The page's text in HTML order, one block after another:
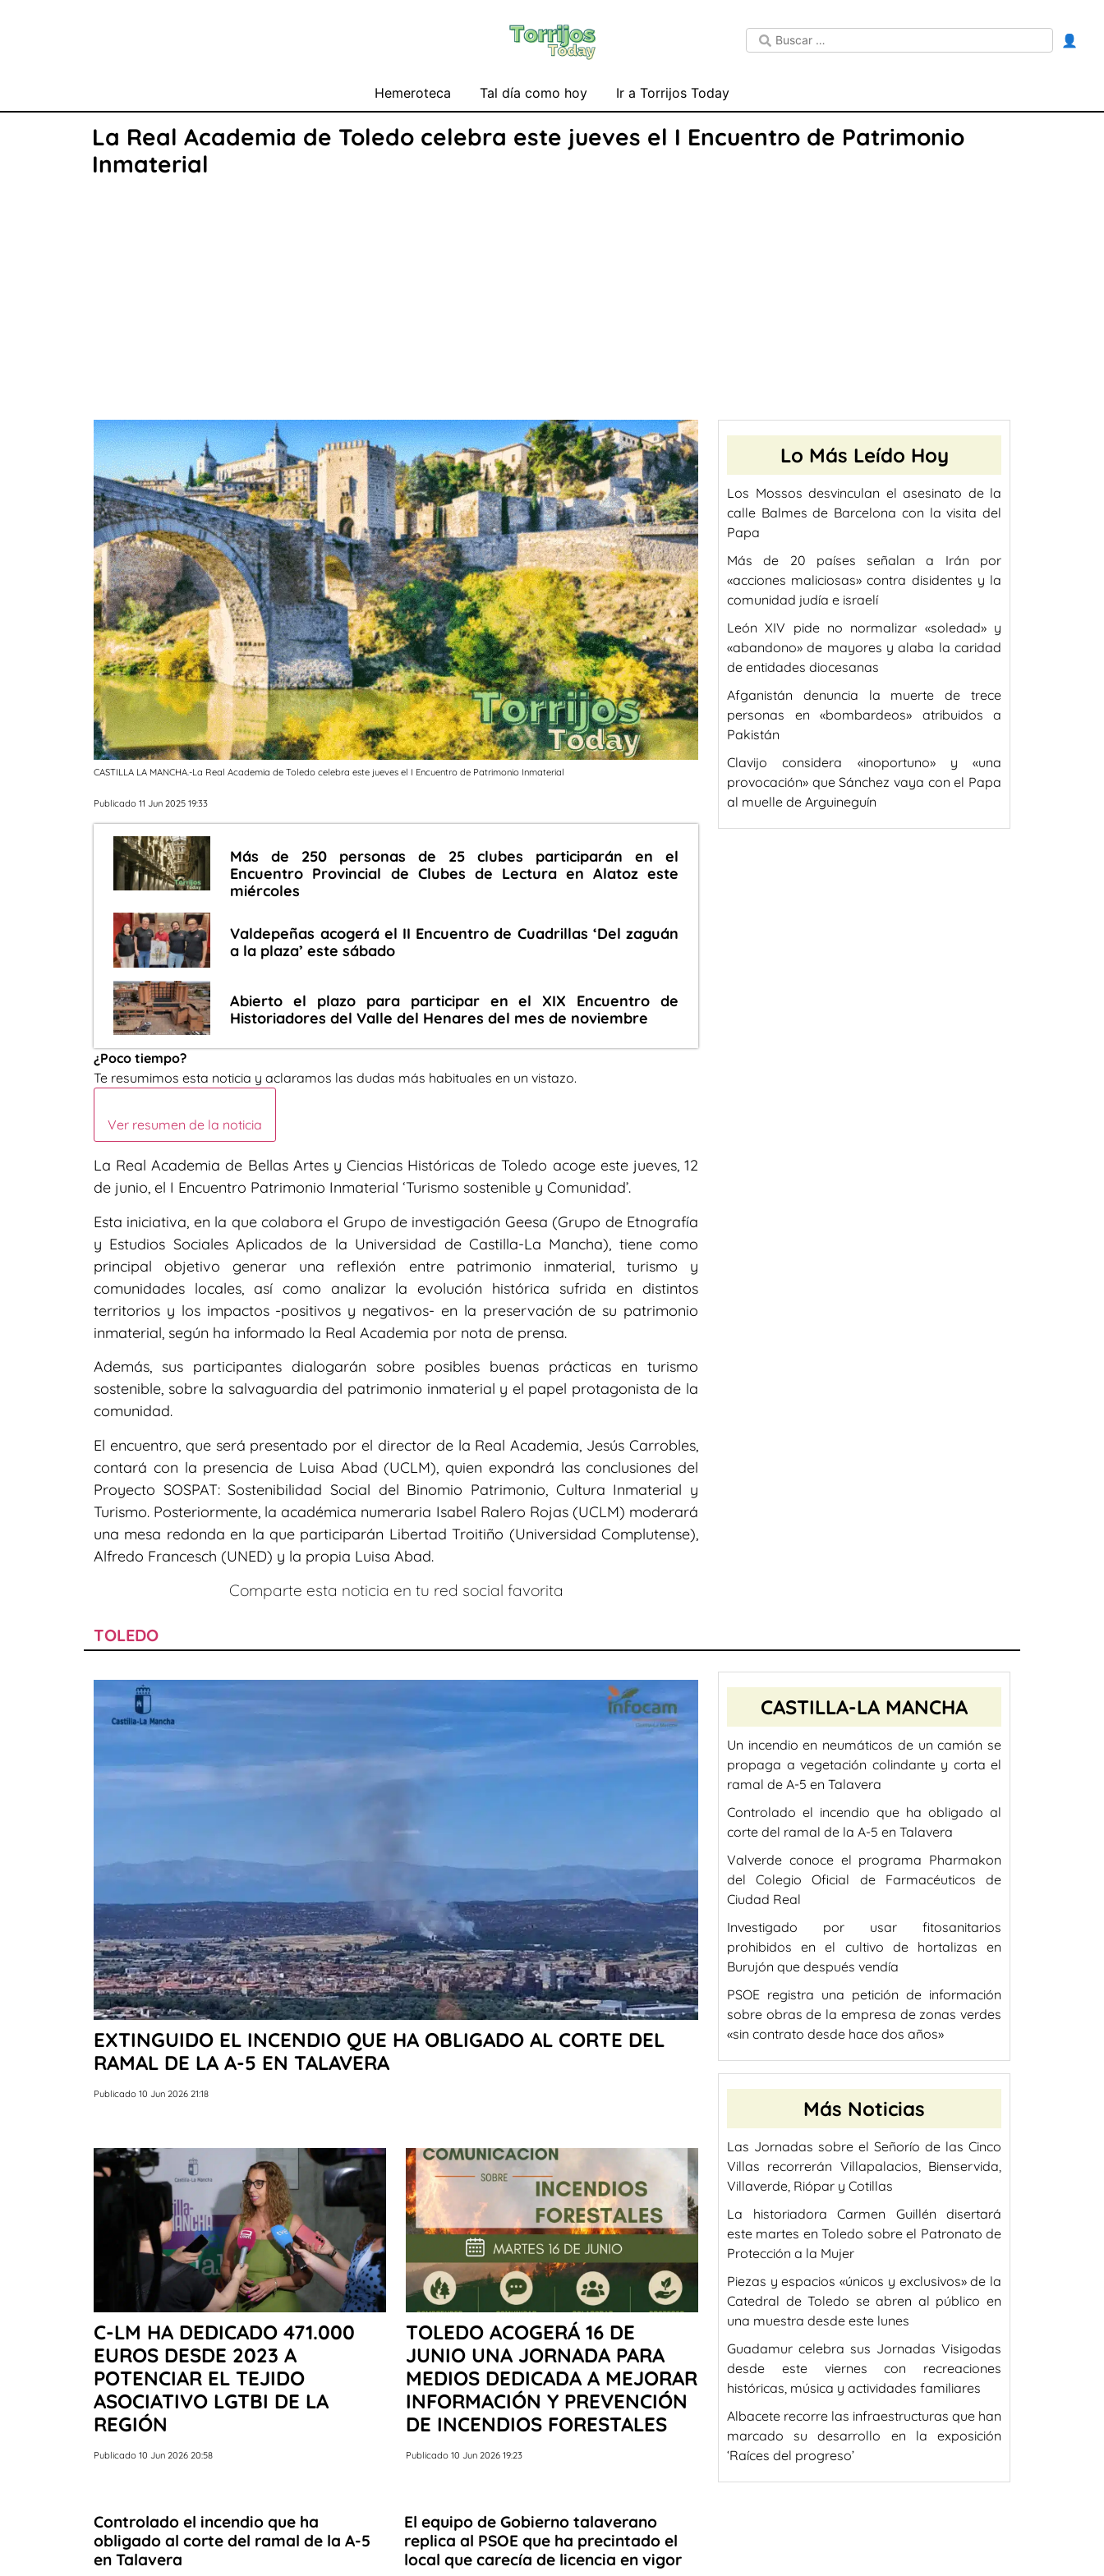
👤
Hemeroteca Tal día como hoy Ir a Torrijos Today
La Real Academia de Toledo celebra este jueves el I Encuentro de Patrimonio
Inmaterial
CASTILLA LA MANCHA.-La Real Academia de Toledo celebra este jueves el I Encuentro de Patrimonio Inmaterial
Publicado 11 Jun 2025 19:33
Más de 250 personas de 25 clubes participarán en el
Encuentro Provincial de Clubes de Lectura en Alatoz este
miércoles
Valdepeñas acogerá el II Encuentro de Cuadrillas ‘Del zaguán
a la plaza’ este sábado
Abierto el plazo para participar en el XIX Encuentro de
Historiadores del Valle del Henares del mes de noviembre
¿Poco tiempo?
Te resumimos esta noticia y aclaramos las dudas más habituales en un vistazo.
Ver resumen de la noticia
La Real Academia de Bellas Artes y Ciencias Históricas de Toledo acoge este jueves, 12
de junio, el I Encuentro Patrimonio Inmaterial ‘Turismo sostenible y Comunidad’.
Esta iniciativa, en la que colabora el Grupo de investigación Geesa (Grupo de Etnografía
y Estudios Sociales Aplicados de la Universidad de Castilla-La Mancha), tiene como
principal objetivo generar una reflexión entre patrimonio inmaterial, turismo y
comunidades locales, así como analizar la evolución histórica sufrida en distintos
territorios y los impactos -positivos y negativos- en la preservación de su patrimonio
inmaterial, según ha informado la Real Academia por nota de prensa.
Además, sus participantes dialogarán sobre posibles buenas prácticas en turismo
sostenible, sobre la salvaguardia del patrimonio inmaterial y el papel protagonista de la
comunidad.
El encuentro, que será presentado por el director de la Real Academia, Jesús Carrobles,
contará con la presencia de Luisa Abad (UCLM), quien expondrá las conclusiones del
Proyecto SOSPAT: Sostenibilidad Social del Binomio Patrimonio, Cultura Inmaterial y
Turismo. Posteriormente, la académica numeraria Isabel Ralero Rojas (UCLM) moderará
una mesa redonda en la que participarán Libertad Troitiño (Universidad Complutense),
Alfredo Francesch (UNED) y la propia Luisa Abad.
Comparte esta noticia en tu red social favorita
Lo Más Leído Hoy
Los Mossos desvinculan el asesinato de la
calle Balmes de Barcelona con la visita del
Papa
Más de 20 países señalan a Irán por
«acciones maliciosas» contra disidentes y la
comunidad judía e israelí
León XIV pide no normalizar «soledad» y
«abandono» de mayores y alaba la caridad
de entidades diocesanas
Afganistán denuncia la muerte de trece
personas en «bombardeos» atribuidos a
Pakistán
Clavijo considera «inoportuno» y «una
provocación» que Sánchez vaya con el Papa
al muelle de Arguineguín
TOLEDO
EXTINGUIDO EL INCENDIO QUE HA OBLIGADO AL CORTE DEL
RAMAL DE LA A-5 EN TALAVERA
Publicado 10 Jun 2026 21:18
C-LM HA DEDICADO 471.000
EUROS DESDE 2023 A
POTENCIAR EL TEJIDO
ASOCIATIVO LGTBI DE LA
REGIÓN
Publicado 10 Jun 2026 20:58
TOLEDO ACOGERÁ 16 DE
JUNIO UNA JORNADA PARA
MEDIOS DEDICADA A MEJORAR
INFORMACIÓN Y PREVENCIÓN
DE INCENDIOS FORESTALES
Publicado 10 Jun 2026 19:23
Controlado el incendio que ha
obligado al corte del ramal de la A-5
en Talavera
El equipo de Gobierno talaverano
replica al PSOE que ha precintado el
local que carecía de licencia en vigor
CASTILLA-LA MANCHA
Un incendio en neumáticos de un camión se
propaga a vegetación colindante y corta el
ramal de A-5 en Talavera
Controlado el incendio que ha obligado al
corte del ramal de la A-5 en Talavera
Valverde conoce el programa Pharmakon
del Colegio Oficial de Farmacéuticos de
Ciudad Real
Investigado por usar fitosanitarios
prohibidos en el cultivo de hortalizas en
Burujón que después vendía
PSOE registra una petición de información
sobre obras de la empresa de zonas verdes
«sin contrato desde hace dos años»
Más Noticias
Las Jornadas sobre el Señorío de las Cinco
Villas recorrerán Villapalacios, Bienservida,
Villaverde, Riópar y Cotillas
La historiadora Carmen Guillén disertará
este martes en Toledo sobre el Patronato de
Protección a la Mujer
Piezas y espacios «únicos y exclusivos» de la
Catedral de Toledo se abren al público en
una muestra desde este lunes
Guadamur celebra sus Jornadas Visigodas
desde este viernes con recreaciones
históricas, música y actividades familiares
Albacete recorre las infraestructuras que han
marcado su desarrollo en la exposición
‘Raíces del progreso’